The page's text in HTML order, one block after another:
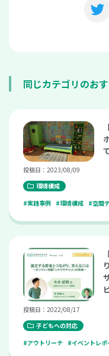
同じカテゴリのお
投稿日：2023/08/09
環境構成
#実践事例
#環境構成 #空間
投稿日：2022/08/17
子どもへの対応
#アウトリーチ
#イベントレポ